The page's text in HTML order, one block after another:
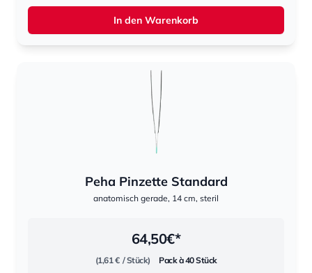
In den Warenkorb
Peha Pinzette Standard
anatomisch gerade, 14 cm, steril
64,50€*
(1,61 € / Stück) Pack à 40 Stück